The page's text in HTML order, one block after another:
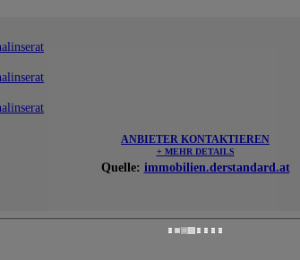
ANBIETER KONTAKTIEREN
+ MEHR DETAILS
Quelle: immobilien.derstandard.at